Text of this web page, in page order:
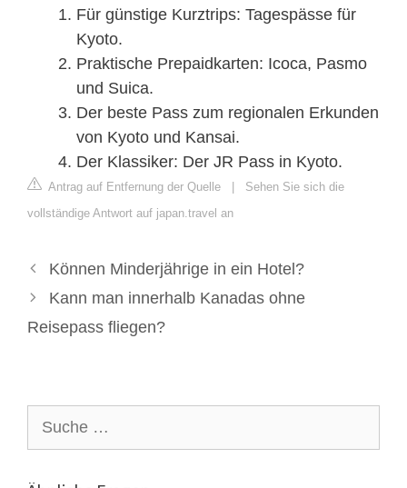
Für günstige Kurztrips: Tagespässe für
Kyoto.
Praktische Prepaidkarten: Icoca, Pasmo
und Suica.
Der beste Pass zum regionalen Erkunden
von Kyoto und Kansai.
Der Klassiker: Der JR Pass in Kyoto.
Antrag auf Entfernung der Quelle | Sehen Sie sich die
vollständige Antwort auf japan.travel an
Können Minderjährige in ein Hotel?
Kann man innerhalb Kanadas ohne
Reisepass fliegen?
nach: